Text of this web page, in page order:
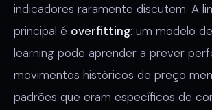
indicadores raramente discutem. A
principal é overfitting: um modelo
learning pode aprender a prever
movimentos históricos de preço
padrões que eram específicos de